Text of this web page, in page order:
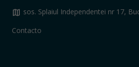
map sos. Splaiul Independentei nr 17,
Contacto